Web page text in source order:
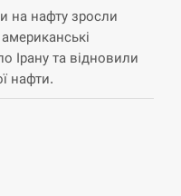
в МИДе
на…
на нафту зросли
Ірану та відновили
нафти.